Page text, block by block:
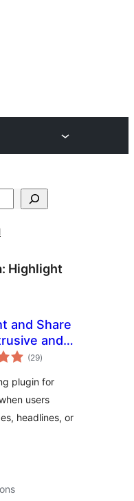
Highlight
and Share
and
(29arvosanat
yhteensä
)
plugin for
users
headlines, or